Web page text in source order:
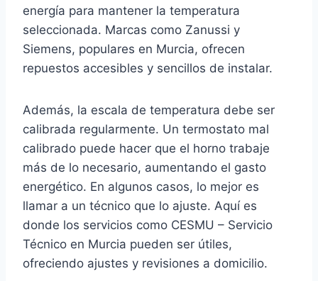
energía para mantener la temperatura
seleccionada. Marcas como Zanussi y
Siemens, populares en Murcia, ofrecen
repuestos accesibles y sencillos de instalar.
Además, la escala de temperatura debe ser
calibrada regularmente. Un termostato mal
calibrado puede hacer que el horno trabaje
más de lo necesario, aumentando el gasto
energético. En algunos casos, lo mejor es
llamar a un técnico que lo ajuste. Aquí es
donde los servicios como CESMU – Servicio
Técnico en Murcia pueden ser útiles,
ofreciendo ajustes y revisiones a domicilio.